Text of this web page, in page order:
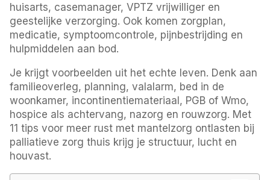
huisarts, casemanager, VPTZ vrijwilliger en
geestelijke verzorging. Ook komen zorgplan,
medicatie, symptoomcontrole, pijnbestrijding en
hulpmiddelen aan bod.
Je krijgt voorbeelden uit het echte leven. Denk aan
familieoverleg, planning, valalarm, bed in de
woonkamer, incontinentiemateriaal, PGB of Wmo,
hospice als achtervang, nazorg en rouwzorg. Met
11 tips voor meer rust met mantelzorg ontlasten bij
palliatieve zorg thuis krijg je structuur, lucht en
houvast.